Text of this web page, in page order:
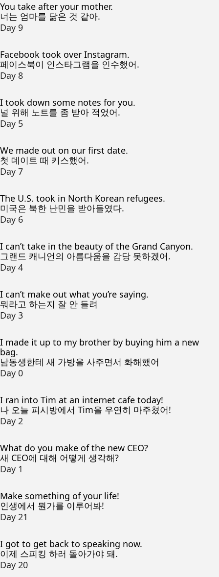
You take after your mother.
너는 엄마를 닮은 것 같아.
Day 9
Facebook took over Instagram.
페이스북이 인스타그램을 인수했어.
Day 8
I took down some notes for you.
널 위해 노트를 좀 받아 적었어.
Day 5
We made out on our first date.
첫 데이트 때 키스했어.
Day 7
The U.S. took in North Korean refugees.
미국은 북한 난민을 받아들였다.
Day 6
I can’t take in the beauty of the Grand Canyon.
그랜드 캐니언의 아름다움을 감당 못하겠어.
Day 4
I can’t make out what you’re saying.
뭐라고 하는지 잘 안 들려
Day 3
I made it up to my brother by buying him a new
bag.
남동생한테 새 가방을 사주면서 화해했어
Day 0
I ran into Tim at an internet cafe today!
나 오늘 피시방에서 Tim을 우연히 마주쳤어!
Day 2
What do you make of the new CEO?
새 CEO에 대해 어떻게 생각해?
Day 1
Make something of your life!
인생에서 뭔가를 이루어봐!
Day 21
I got to get back to speaking now.
이제 스피킹 하러 돌아가야 돼.
Day 20